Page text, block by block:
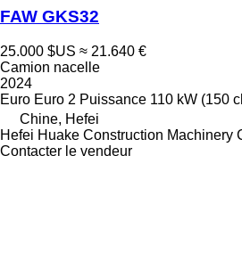
FAW GKS32
25.000 $US ≈ 21.640 €
Camion nacelle
2024
Euro Euro 2 Puissance 110 kW (150
Chine, Hefei
Hefei Huake Construction Machinery
Contacter le vendeur